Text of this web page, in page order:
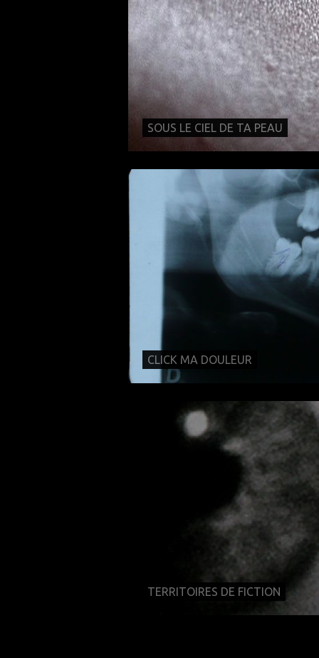
SOUS LE CIEL DE TA PEAU
CLICK MA DOULEUR
TERRITOIRES DE FICTION